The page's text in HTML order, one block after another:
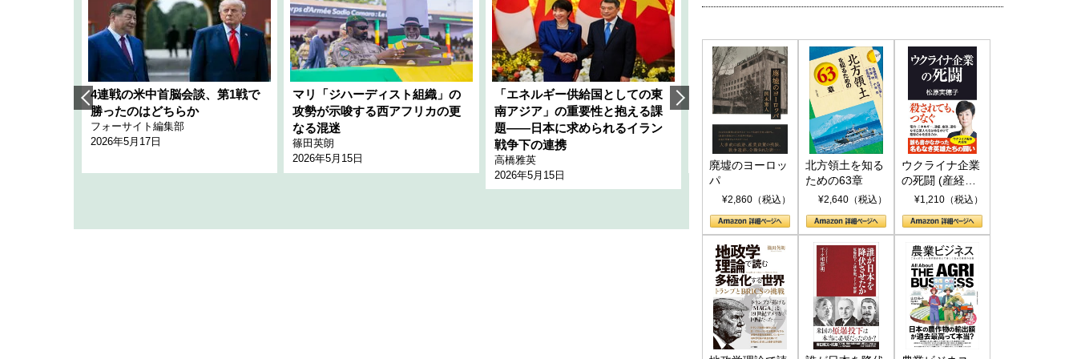
4連戦の米中首脳会談、第1戦で
勝ったのはどちらか
フォーサイト編集部
2026年5月17日
マリ「ジハーディスト組織」の
攻勢が示唆する西アフリカの更
なる混迷
篠田英朗
2026年5月15日
「エネルギー供給国としての東
南アジア」の重要性と抱える課
題――日本に求められるイラン
戦争下の連携
高橋雅英
2026年5月15日
韓国にも理解してほしい「極東
1905年体制」における日米韓安
全保障協力の意味
千々和泰明
2026年5月15日
ホルムズ海峡危機で加速したエ
ネルギー転換が「中国依存」に
行き着くリスク
小山堅
2026年5月14日
廃墟のヨーロッ
パ
¥2,860（税込）
北方領土を知る
ための63章
¥2,640（税込）
ウクライナ企業
の死闘 (産経セ
レクト S 039)
¥1,210（税込）